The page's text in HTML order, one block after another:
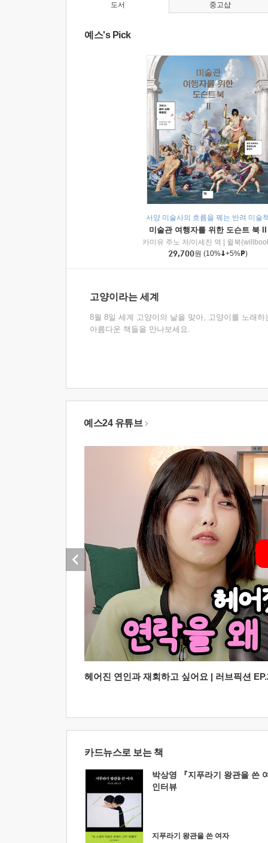
도서
예스's Pick
서양 미술사의 흐름을 꿰는 반려 미술
미술관 여행자를 위한 도슨트 북 II
카미유 주노 저/이세진 역
윌북
29,700원 (10% +5% )
고양이라는 세계
8월 8일 세계 고양이의 날을 맞아, 고양이를 노래하
아름다운 책들을 만나보세요.
중고샵
예스24 유튜브
헤어진 연인과 재회하고 싶어요 | 러브픽션
카드뉴스로 보는 책
박상영 『지푸라기 왕관을 쓴
인터뷰
지푸라기 왕관을 쓴 여자